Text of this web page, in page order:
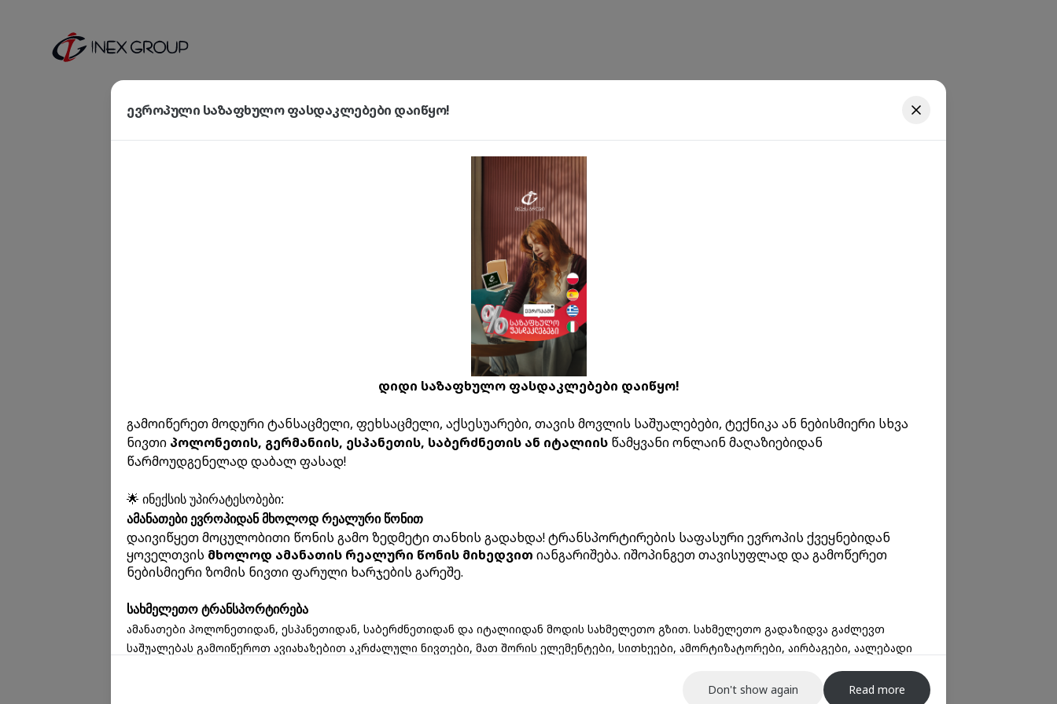
ოოოპს!
გვერდი რომელსაც ეძებდი არ არსებობს
აქ მოცემულია რამდენიმე სასარგებლო ბმული:
ევროპული საზაფხულო ფასდაკლებები დაიწყო!
დიდი საზაფხულო ფასდაკლებები დაიწყო!
გამოიწერეთ მოდური ტანსაცმელი, ფეხსაცმელი, აქსესუარები, თავის მოვლის საშუალებები, ტექნიკა ან ნებისმიერი სხვა
ნივთი პოლონეთის, გერმანიის, ესპანეთის, საბერძნეთის ან იტალიის წამყვანი ონლაინ მაღაზიებიდან
წარმოუდგენელად დაბალ ფასად!
🌟 ინექსის უპირატესობები:
ამანათები ევროპიდან მხოლოდ რეალური წონით
დაივიწყეთ მოცულობითი წონის გამო ზედმეტი თანხის გადახდა! ტრანსპორტირების საფასური ევროპის ქვეყნებიდან
ყოველთვის მხოლოდ ამანათის რეალური წონის მიხედვით იანგარიშება. იშოპინგეთ თავისუფლად და გამოწერეთ
ნებისმიერი ზომის ნივთი ფარული ხარჯების გარეშე.
სახმელეთო ტრანსპორტირება
ამანათები პოლონეთიდან, ესპანეთიდან, საბერძნეთიდან და იტალიიდან მოდის სახმელეთო გზით. სახმელეთო გადაზიდვა გაძლევთ
საშუალებას გამოიწეროთ ავიახაზებით აკრძალული ნივთები, მათ შორის ელემენტები, სითხეები, ამორტიზატორები, აირბაგები, აალებადი
Don't show again Read more